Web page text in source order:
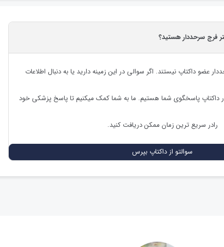
فرج سرحددار هستید؟
عضو داکتاپ نیستند. اگر سوالی در این زمینه دارید یا به دنبال اطلاعات
داکتاپ پاسخگوی شما هستیم. ما به شما کمک میکنیم تا پاسخ پزشکی خود
رادر سریع ترین زمان ممکن دریافت کنید.
سوالتو از داکتاپ بپرس